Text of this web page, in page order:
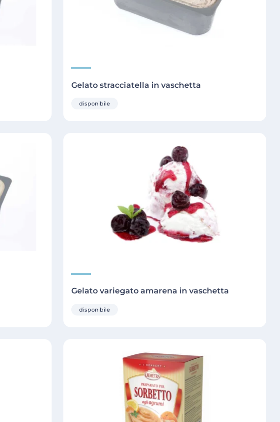
Gelato stracciatella in vaschetta
disponibile
Gelato variegato amarena in vaschetta
disponibile